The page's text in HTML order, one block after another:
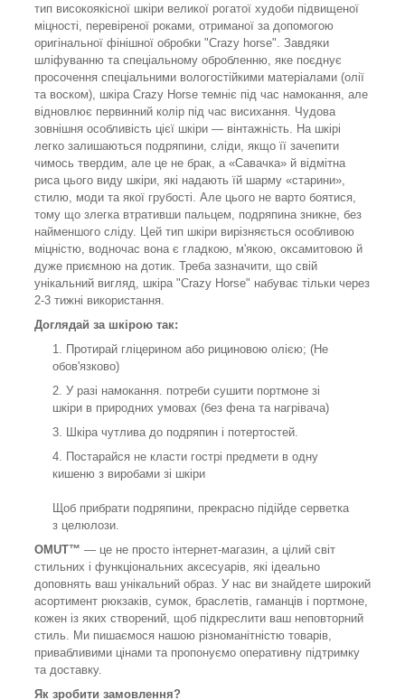
тип високоякісної шкіри великої рогатої худоби підвищеної
міцності, перевіреної роками, отриманої за допомогою
оригінальної фінішної обробки "Crazy horse". Завдяки
шліфуванню та спеціальному обробленню, яке поєднує
просочення спеціальними вологостійкими матеріалами (олії
та воском), шкіра Crazy Horse темніє під час намокання, але
відновлює первинний колір під час висихання. Чудова
зовнішня особливість цієї шкіри — вінтажність. На шкірі
легко залишаються подряпини, сліди, якщо її зачепити
чимось твердим, але це не брак, а «Савачка» й відмітна
риса цього виду шкіри, які надають їй шарму «старини»,
стилю, моди та якої грубості. Але цього не варто боятися,
тому що злегка втративши пальцем, подряпина зникне, без
найменшого сліду. Цей тип шкіри вирізняється особливою
міцністю, водночас вона є гладкою, м'якою, оксамитовою й
дуже приємною на дотик. Треба зазначити, що свій
унікальний вигляд, шкіра "Crazy Horse" набуває тільки через
2-3 тижні використання.
Доглядай за шкірою так:
Протирай гліцерином або рициновою олією; (Не
обов'язково)
У разі намокання. потреби сушити портмоне зі
шкіри в природних умовах (без фена та нагрівача)
Шкіра чутлива до подряпин і потертостей.
Постарайся не класти гострі предмети в одну
кишеню з виробами зі шкіри
Щоб прибрати подряпини, прекрасно підійде серветка
з целюлози.
OMUT™ — це не просто інтернет-магазин, а цілий світ
стильних і функціональних аксесуарів, які ідеально
доповнять ваш унікальний образ. У нас ви знайдете широкий
асортимент рюкзаків, сумок, браслетів, гаманців і портмоне,
кожен із яких створений, щоб підкреслити ваш неповторний
стиль. Ми пишаємося нашою різноманітністю товарів,
привабливими цінами та пропонуємо оперативну підтримку
та доставку.
Як зробити замовлення?